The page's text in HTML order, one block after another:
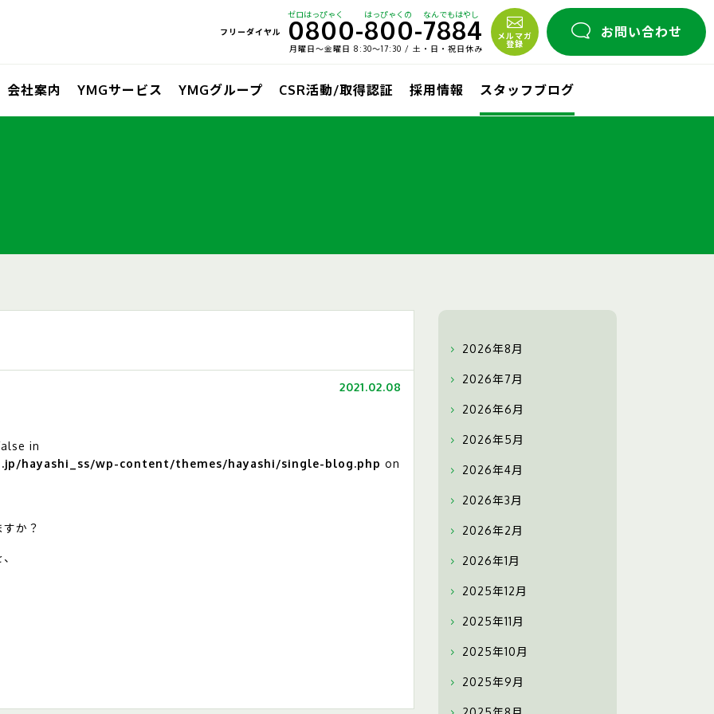
フリーダイヤル 0800
ゼロはっぴゃく -800
はっぴゃくの -7884
なんでもはやし
月曜日〜金曜日 8:30〜17:30 / 土・日・祝日休み
メルマガ
登録
お問い合わせ
会社案内 YMGサービス YMGグループ CSR活動/取得認証 採用情報 スタッフブログ
2026年8月
2026年7月
2026年6月
2026年5月
2026年4月
2026年3月
2026年2月
2026年1月
2025年12月
2025年11月
2025年10月
2025年9月
2021.02.08
in
hayashi_ss/wp-content/themes/hayashi/single-blog.php on
か？